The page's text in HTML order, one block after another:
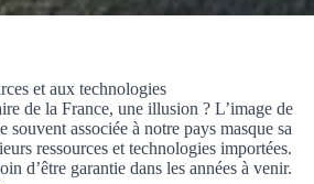
et aux technologies
de la France, une illusion ? L’image de
souvent associée à notre pays masque sa
ressources et technologies importées.
d’être garantie dans les années à venir.